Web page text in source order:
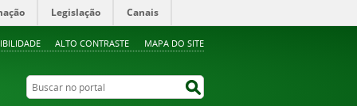
ALTO CONTRASTE MAPA DO SITE
Legislação Canais
Buscar no portal